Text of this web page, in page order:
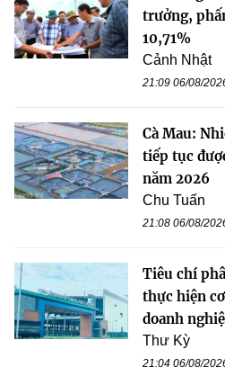
trưởng,
10,71%
Cảnh Nhật
21:09 06/08/
Cà Mau:
tiếp tục
năm 2026
Chu Tuấn
21:08 06/08/
Tiêu chí
thực hiện
doanh
Thư Kỳ
21:04 06/08/